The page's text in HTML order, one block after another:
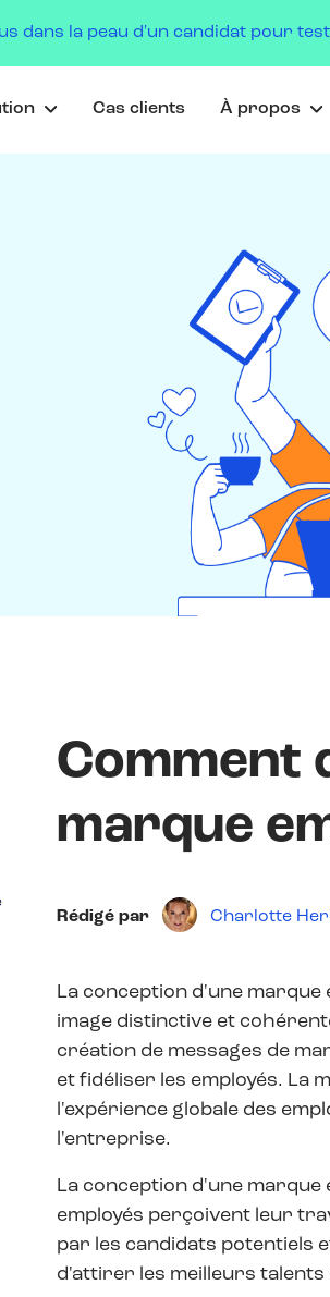
dans la peau d'un candidat pour
Cas clients À propos
Comment
marque
Rédigé par Charlotte
La conception d'une
image distinctive et
création de messages de
et fidéliser les employés. La
l'expérience globale des
l'entreprise.
La conception d'une
employés perçoivent leur
par les candidats potentiels
d'attirer les meilleurs talents